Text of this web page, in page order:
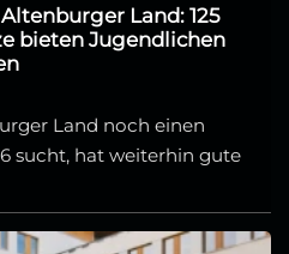
Land: 125
bieten Jugendlichen
Land noch einen
sucht, hat weiterhin gute